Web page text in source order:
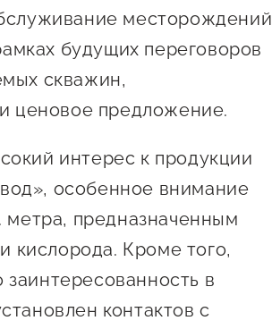
месторождений
будущих переговоров
скважин,
ценовое предложение.
интерес к продукции
особенное внимание
предназначенным
кислорода. Кроме того,
в
контактов с